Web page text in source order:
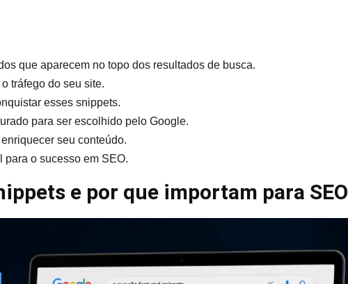
que aparecem no topo dos resultados de busca.
tráfego do seu site.
esses snippets.
para ser escolhido pelo Google.
seu conteúdo.
o sucesso em SEO.
e por que importam para SEO